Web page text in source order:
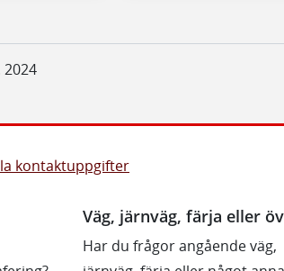
2024
kontaktuppgifter
Väg, järnväg, färja eller
Har du frågor angående väg,